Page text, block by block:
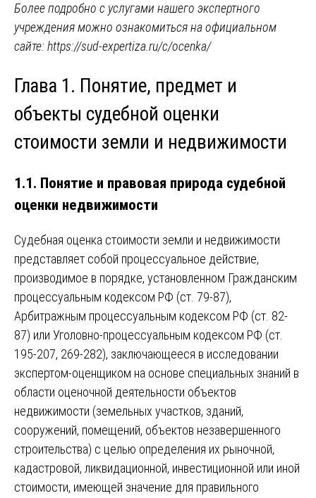
Более подробно с услугами нашего экспертного
учреждения можно ознакомиться на официальном
сайте: https://sud-expertiza.ru/c/ocenka/
Глава 1. Понятие, предмет и
объекты судебной оценки
стоимости земли и недвижимости
1.1. Понятие и правовая природа судебной
оценки недвижимости
Судебная оценка стоимости земли и недвижимости
представляет собой процессуальное действие,
производимое в порядке, установленном Гражданским
процессуальным кодексом РФ (ст. 79-87),
Арбитражным процессуальным кодексом РФ (ст. 82-
87) или Уголовно-процессуальным кодексом РФ (ст.
195-207, 269-282), заключающееся в исследовании
экспертом-оценщиком на основе специальных знаний в
области оценочной деятельности объектов
недвижимости (земельных участков, зданий,
сооружений, помещений, объектов незавершенного
строительства) с целью определения их рыночной,
кадастровой, ликвидационной, инвестиционной или иной
стоимости, имеющей значение для правильного